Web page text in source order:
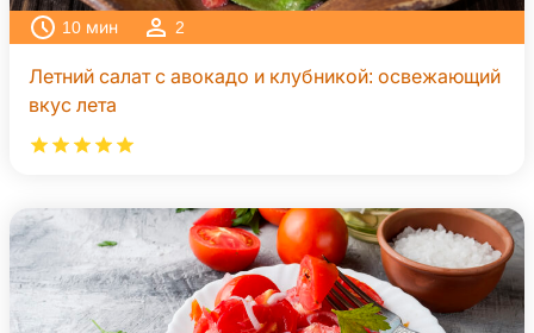
10 мин 2
Летний салат с авокадо и клубникой: освежающий
вкус лета